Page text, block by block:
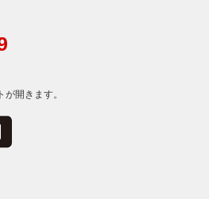
開きます。